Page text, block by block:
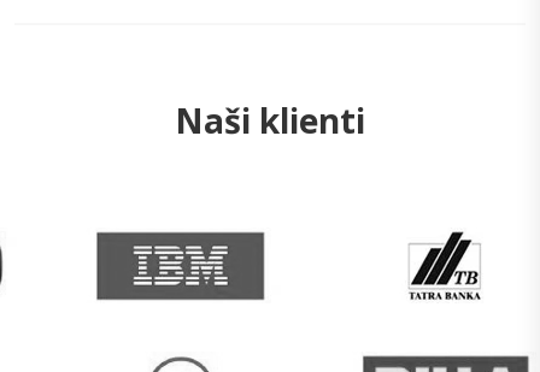
Naši klienti